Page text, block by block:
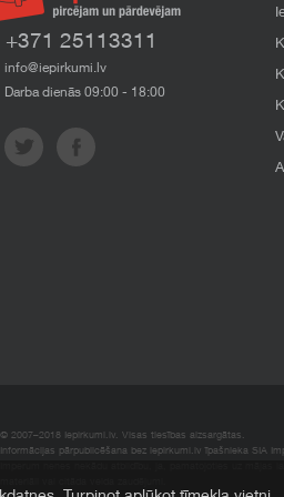
+371 25113311
info@iepirkumi.lv
Darba dienās 09:00 - 18:00
© 2007–2018 Iepirkumi.lv. Visas tiesības aizsargātas.
Informācijas pārpublicēšana bez iepirkumi.lv īpašnieka SIA